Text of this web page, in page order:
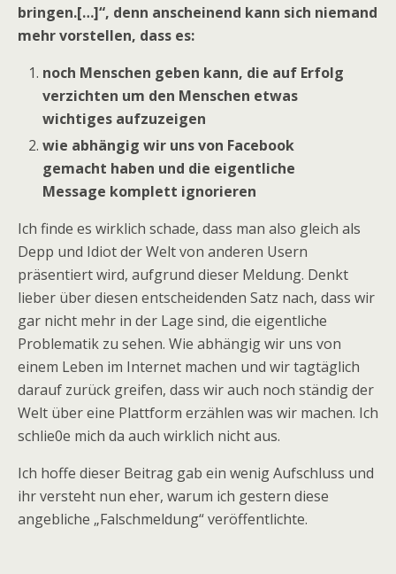
bringen.[…]“, denn anscheinend kann sich niemand
mehr vorstellen, dass es:
noch Menschen geben kann, die auf Erfolg
verzichten um den Menschen etwas
wichtiges aufzuzeigen
wie abhängig wir uns von Facebook
gemacht haben und die eigentliche
Message komplett ignorieren
Ich finde es wirklich schade, dass man also gleich als
Depp und Idiot der Welt von anderen Usern
präsentiert wird, aufgrund dieser Meldung. Denkt
lieber über diesen entscheidenden Satz nach, dass wir
gar nicht mehr in der Lage sind, die eigentliche
Problematik zu sehen. Wie abhängig wir uns von
einem Leben im Internet machen und wir tagtäglich
darauf zurück greifen, dass wir auch noch ständig der
Welt über eine Plattform erzählen was wir machen. Ich
schlie0e mich da auch wirklich nicht aus.
Ich hoffe dieser Beitrag gab ein wenig Aufschluss und
ihr versteht nun eher, warum ich gestern diese
angebliche „Falschmeldung“ veröffentlichte.